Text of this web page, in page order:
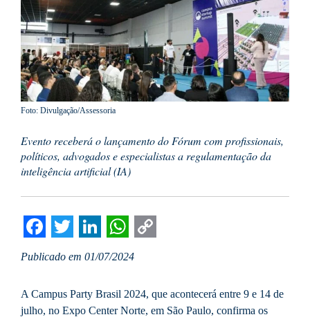
Foto: Divulgação/Assessoria
Evento receberá o lançamento do Fórum com profissionais,
políticos, advogados e especialistas a regulamentação da
inteligência artificial (IA)
Facebook
Twitter
LinkedIn
WhatsApp
Publicado em 01/07/2024
A Campus Party Brasil 2024, que acontecerá entre 9 e 14 de
julho, no Expo Center Norte, em São Paulo, confirma os